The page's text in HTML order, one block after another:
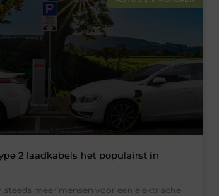
2 laadkabels het populairst in
steeds meer mensen voor een elektrische